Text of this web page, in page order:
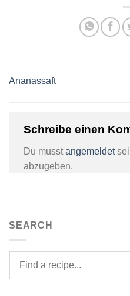
Ananassaft
Schreibe einen
Du musstangemeldet
abzugeben.
SEARCH